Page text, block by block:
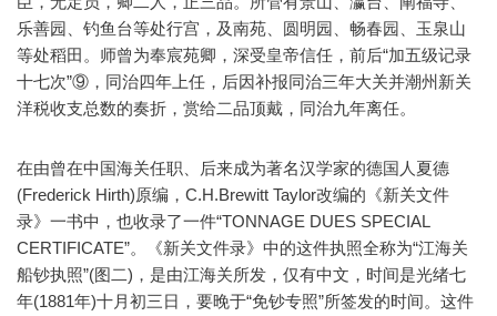
乐善园、钓鱼台等处行宫，及南苑、圆明园、畅春园、玉泉山
等处稻田。师曾为奉宸苑卿，深受皇帝信任，前后“加五级记录
十七次”⑨，同治四年上任，后因补报同治三年大关并潮州新关
洋税收支总数的奏折，赏给二品顶戴，同治九年离任。
在由曾在中国海关任职、后来成为著名汉学家的德国人夏德
(Frederick Hirth)原编，C.H.Brewitt Taylor改编的《新关文件
录》一书中，也收录了一件“TONNAGE DUES SPECIAL
CERTIFICATE”。《新关文件录》中的这件执照全称为“江海关
船钞执照”(图二)，是由江海关所发，仅有中文，时间是光绪七
年(1881年)十月初三日，要晚于“免钞专照”所签发的时间。这件